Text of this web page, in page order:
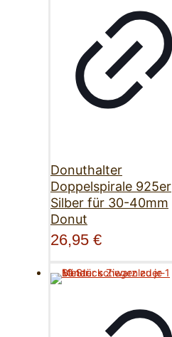
Donuthalter
Doppelspirale 925er
Silber für 30-40mm
Donut
26,95 €